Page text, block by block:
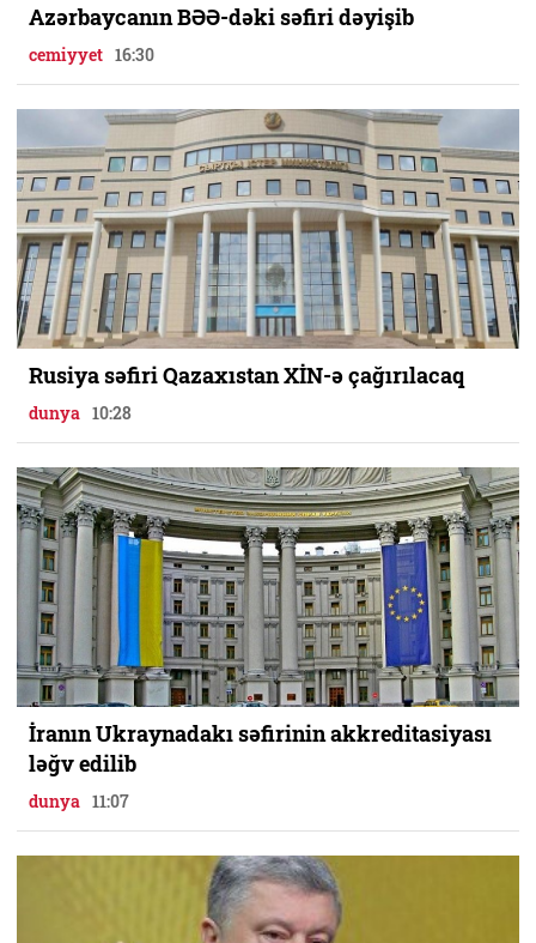
Azərbaycanın BƏƏ-dəki səfiri dəyişib
cemiyyet 16:30
Rusiya səfiri Qazaxıstan XİN-ə çağırılacaq
dunya 10:28
İranın Ukraynadakı səfirinin akkreditasiyası
ləğv edilib
dunya 11:07